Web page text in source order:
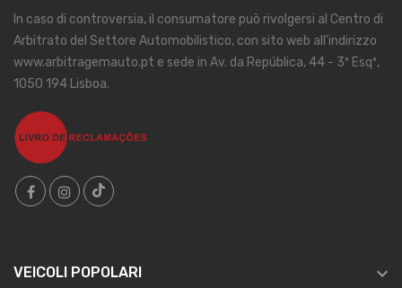
In caso di controversia, il consumatore può rivolgersi al Centro di
Arbitrato del Settore Automobilistico, con sito web all'indirizzo
www.arbitragemauto.pt e sede in Av. da República, 44 - 3º Esqº,
1050 194 Lisboa.
VEICOLI POPOLARI 